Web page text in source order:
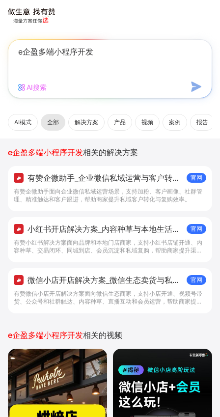
AI搜索
AI模式 全部 解决方案 产品 视频 案例 报告
e企盈多端小程序开发相关的解决方案
有赞企微助手_企业微信私域运营与客户转化
工具 - 做生意, 找有赞
官网
有赞企微助手面向企业微信私域运营场景，支持加粉、客户画像、社群管
理、精准触达和客户跟进，帮助商家提升私域客户转化与复购效率。
小红书开店解决方案_内容种草与本地生活转
化工具 - 做生意, 找有赞
官网
有赞小红书解决方案面向品牌和本地门店商家，支持小红书店铺开通、内
容种草、交易闭环、同城到店、会员沉淀和私域复购，帮助商家提升渠道
微信小店开店解决方案_微信生态卖货与私域
经营 - 做生意, 找有赞
官网
有赞微信小店开店解决方案面向微信生态商家，支持小店开通、视频号带
货、公众号和社群触达、内容种草、直播互动和会员运营，帮助商家提升
e企盈多端小程序开发相关的视频